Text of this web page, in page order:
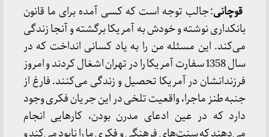
قوچانی: جالب توجه است که کسی آمده برای ما قانون
بانکداری نوشته و خودش به آمریکا برگشته و آنجا زندگی
می‌کند. این مسئله من را به یاد کسانی انداخت که در
سال 1358 سفارت آمریکا را در تهران اشغال کردند و امروز
فرزندانشان در آمریکا تحصیل و زندگی می‌کنند. فارغ از
جنبه طنز ماجرا، واقعیت تلخی در این جریان فکری وجود
دارد که در عین ادعای مدرن بودن، کارهایی انجام